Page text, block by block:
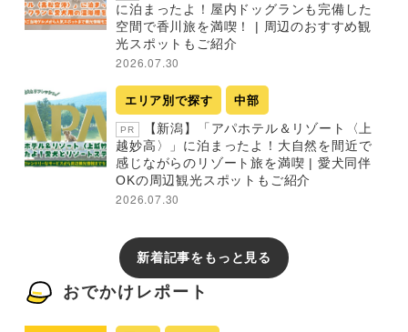
に泊まったよ！屋内ドッグランも完備した
空間で香川旅を満喫！ | 周辺のおすすめ観
光スポットもご紹介
2026.07.30
エリア別で探す 中部
PR
【新潟】「アパホテル＆リゾート〈上
越妙高〉」に泊まったよ！大自然を間近で
感じながらのリゾート旅を満喫 | 愛犬同伴
OKの周辺観光スポットもご紹介
2026.07.30
新着記事をもっと見る
おでかけレポート